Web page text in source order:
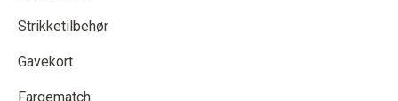
Strikketilbehør
Gavekort
Fargematch